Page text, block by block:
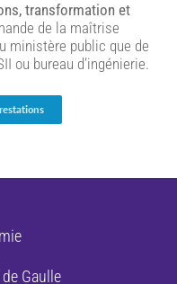
transformation et
de la maîtrise
ministère public que de
ou bureau d’ingénierie.
Gaulle